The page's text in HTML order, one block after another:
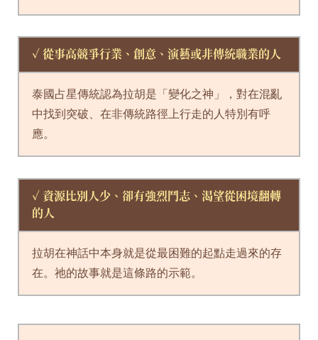
✓ 從事高競爭行業、創意、演藝或非傳統職業的人
泰國占星傳統認為拉胡是「變化之神」，對在混亂
中找到突破、在非傳統路徑上行走的人特別有呼
應。
✓ 資源比別人少、卻有強烈鬥志、渴望從困境翻轉
的人
拉胡在神話中本身就是從最困難的起點走過來的存
在。祂的故事就是這條路的示範。